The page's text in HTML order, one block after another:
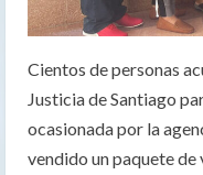
Cientos de personas
Justicia de Santiago
ocasionada por la
vendido un paquete